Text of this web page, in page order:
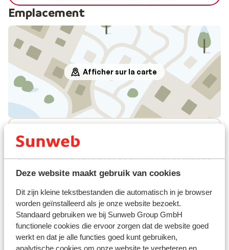
Deze website maakt gebruik van cookies
Dit zijn kleine tekstbestanden die automatisch in je browser
worden geïnstalleerd als je onze website bezoekt.
Standaard gebruiken we bij Sunweb Group GmbH
functionele cookies die ervoor zorgen dat de website goed
werkt en dat je alle functies goed kunt gebruiken,
Emplacement
Afficher sur la carte
À proximité
Dans le centre
Distance jusqu'aux pistes de ski environ 50 mètres
Distance jusqu'aux remontées mécaniques
Distance aux magasins les plus proches environ 10
mètres
Distance à la supérette la plus proche environ 150
mètres
Distance au restaurant le plus proche environ 0